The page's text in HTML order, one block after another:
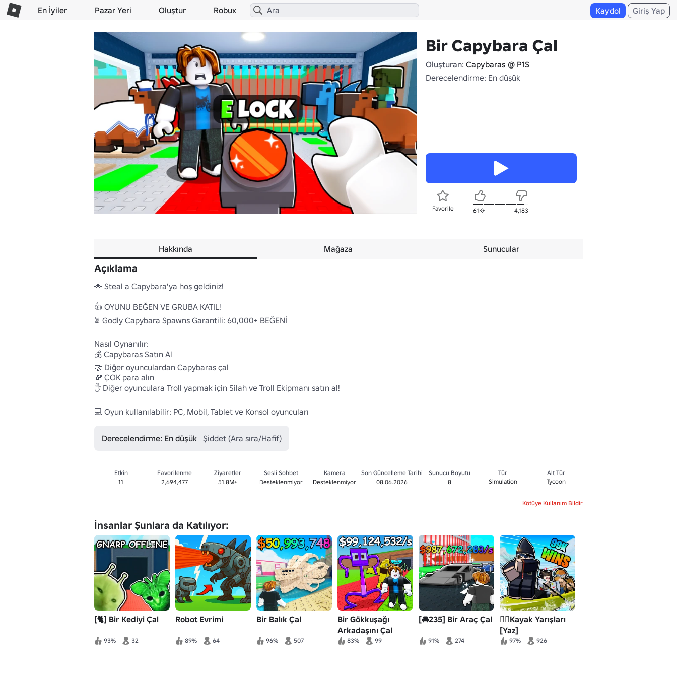
En İyiler Pazar Yeri Oluştur Robux Kaydol Giriş Yap
Bir Capybara Çal
Oluşturan: Capybaras @ P1S
Derecelendirme: En düşük
Favorile 61K+ 4,183
Hakkında Mağaza Sunucular
Açıklama
🌟 Steal a Capybara'ya hoş geldiniz!
👍 OYUNU BEĞEN VE GRUBA KATIL!
⏳ Godly Capybara Spawns Garantili: 60,000+ BEĞENİ
Nasıl Oynanılır:
💰 Capybaras Satın Al
🤝 Diğer oyunculardan Capybaras çal
💸 ÇOK para alın
✋ Diğer oyunculara Troll yapmak için Silah ve Troll Ekipmanı satın al!
💻 Oyun kullanılabilir: PC, Mobil, Tablet ve Konsol oyuncuları
Derecelendirme: En düşük Şiddet (Ara sıra/Hafif)
Etkin
11
Favorilenme
2,694,477
Ziyaretler
51.8M+
Sesli Sohbet
Desteklenmiyor
Kamera
Desteklenmiyor
Son Güncelleme Tarihi
08.06.2026
Sunucu Boyutu
8
Tür
Simulation
Alt Tür
Tycoon
Kötüye Kullanım Bildir
İnsanlar Şunlara da Katılıyor:
[🐈] Bir Kediyi Çal
93% 32
Robot Evrimi
89% 64
Bir Balık Çal
96% 507
Bir Gökkuşağı
Arkadaşını Çal
83% 99
[🚘235] Bir Araç Çal
91% 274
🚣‍♂️Kayak Yarışları
[Yaz]
97% 926